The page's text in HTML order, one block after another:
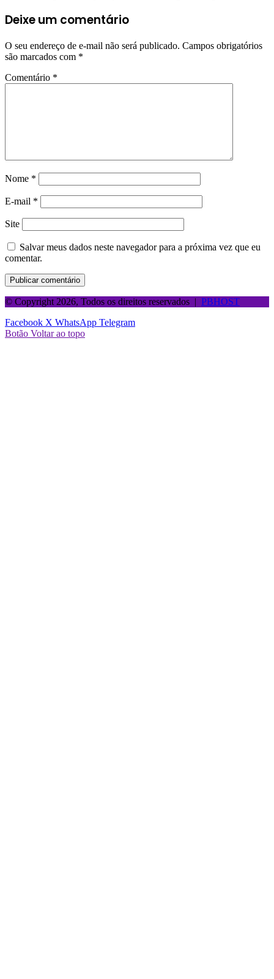
Deixe um comentário
O seu endereço de e-mail não será publicado. Campos obrigatórios
são marcados com *
Comentário *
Nome *
E-mail *
Site
Salvar meus dados neste navegador para a próxima vez que eu
comentar.
© Copyright 2026, Todos os direitos reservados | PBHOST
Facebook X WhatsApp Telegram
Botão Voltar ao topo